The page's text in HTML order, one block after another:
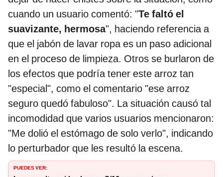
cuando un usuario comentó: "Te faltó el
suavizante, hermosa", haciendo referencia a
que el jabón de lavar ropa es un paso adicional
en el proceso de limpieza. Otros se burlaron de
los efectos que podría tener este arroz tan
"especial", como el comentario "ese arroz
seguro quedó fabuloso". La situación causó tal
incomodidad que varios usuarios mencionaron:
"Me dolió el estómago de solo verlo", indicando
lo perturbador que les resultó la escena.
PUEDES VER: